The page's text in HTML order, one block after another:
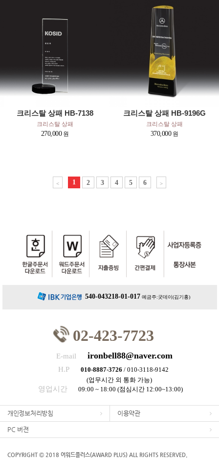
크리스탈 상패 HB-7138
크리스탈 상패
270,000
크리스탈 상패 HB-9196G
크리스탈 상패
370,000
< 1 2 3 4 5 6 >
540-043218-01-017 예금주:굿데이(김기홍)
02-423-7723
E-mail ironbell88@naver.com
H.P 010-8887-3726 / 010-3118-9142
(업무시간 외 통화 가능)
영업시간 09:00 ~ 18:00 (점심시간 12:00~13:00)
개인정보처리방침 이용약관
PC 버젼
COPYRIGHT Ⓒ 2018 어워드플러스(AWARD PLUS) ALL RIGHTS RESERVED.